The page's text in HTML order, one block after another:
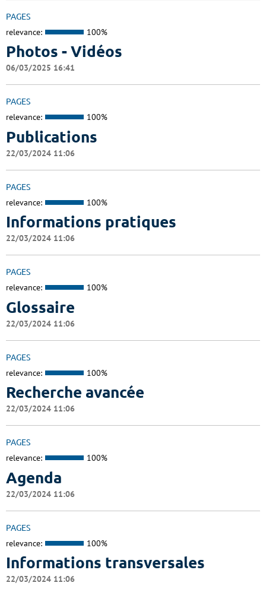
PAGES
relevance: 100%
Photos - Vidéos
06/03/2025 16:41
PAGES
relevance: 100%
Publications
22/03/2024 11:06
PAGES
relevance: 100%
Informations pratiques
22/03/2024 11:06
PAGES
relevance: 100%
Glossaire
22/03/2024 11:06
PAGES
relevance: 100%
Recherche avancée
22/03/2024 11:06
PAGES
relevance: 100%
Agenda
22/03/2024 11:06
PAGES
relevance: 100%
Informations transversales
22/03/2024 11:06